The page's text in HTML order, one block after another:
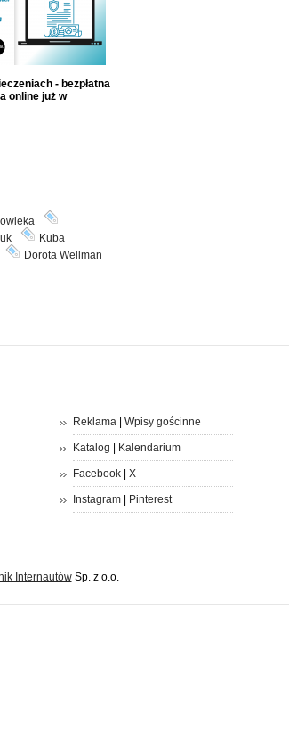
- bezpłatna
online już w
Kuba
Dorota Wellman
Reklama | Wpisy gościnne
Katalog | Kalendarium
Facebook| X
Instagram| Pinterest
InternautówSp. z o.o.